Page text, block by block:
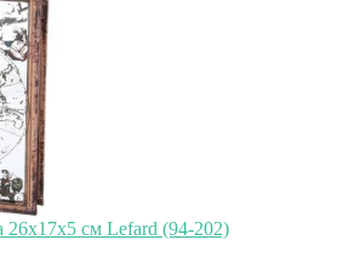
см Lefard (94-202)